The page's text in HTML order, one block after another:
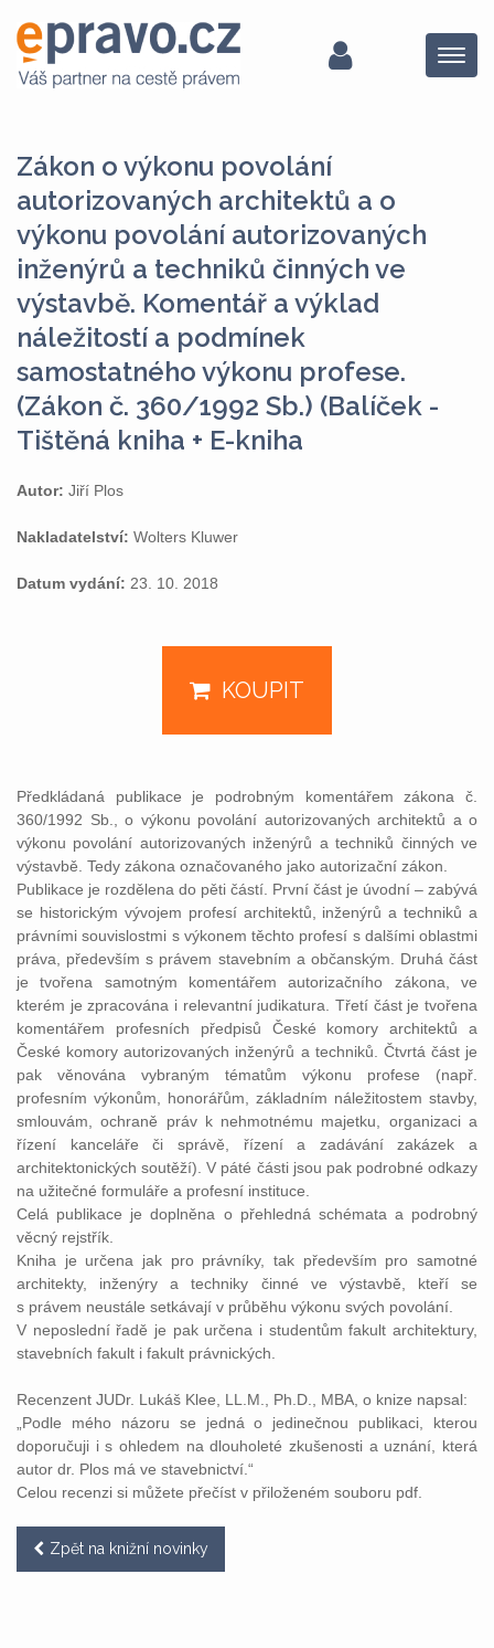
Menu
Zákon o výkonu povolání
autorizovaných architektů a o
výkonu povolání autorizovaných
inženýrů a techniků činných ve
výstavbě. Komentář a výklad
náležitostí a podmínek
samostatného výkonu profese.
(Zákon č. 360/1992 Sb.) (Balíček -
Tištěná kniha + E-kniha
Autor: Jiří Plos
Nakladatelství: Wolters Kluwer
Datum vydání: 23. 10. 2018
KOUPIT
Předkládaná publikace je podrobným komentářem zákona č.
360/1992 Sb., o výkonu povolání autorizovaných architektů a o
výkonu povolání autorizovaných inženýrů a techniků činných ve
výstavbě. Tedy zákona označovaného jako autorizační zákon.
Publikace je rozdělena do pěti částí. První část je úvodní – zabývá
se historickým vývojem profesí architektů, inženýrů a techniků a
právními souvislostmi s výkonem těchto profesí s dalšími oblastmi
práva, především s právem stavebním a občanským. Druhá část
je tvořena samotným komentářem autorizačního zákona, ve
kterém je zpracována i relevantní judikatura. Třetí část je tvořena
komentářem profesních předpisů České komory architektů a
České komory autorizovaných inženýrů a techniků. Čtvrtá část je
pak věnována vybraným tématům výkonu profese (např.
profesním výkonům, honorářům, základním náležitostem stavby,
smlouvám, ochraně práv k nehmotnému majetku, organizaci a
řízení kanceláře či správě, řízení a zadávání zakázek a
architektonických soutěží). V páté části jsou pak podrobné odkazy
na užitečné formuláře a profesní instituce.
Celá publikace je doplněna o přehledná schémata a podrobný
věcný rejstřík.
Kniha je určena jak pro právníky, tak především pro samotné
architekty, inženýry a techniky činné ve výstavbě, kteří se
s právem neustále setkávají v průběhu výkonu svých povolání.
V neposlední řadě je pak určena i studentům fakult architektury,
stavebních fakult i fakult právnických.
Recenzent JUDr. Lukáš Klee, LL.M., Ph.D., MBA, o knize napsal:
„Podle mého názoru se jedná o jedinečnou publikaci, kterou
doporučuji i s ohledem na dlouholeté zkušenosti a uznání, která
autor dr. Plos má ve stavebnictví.“
Celou recenzi si můžete přečíst v přiloženém souboru pdf.
Zpět na knižní novinky